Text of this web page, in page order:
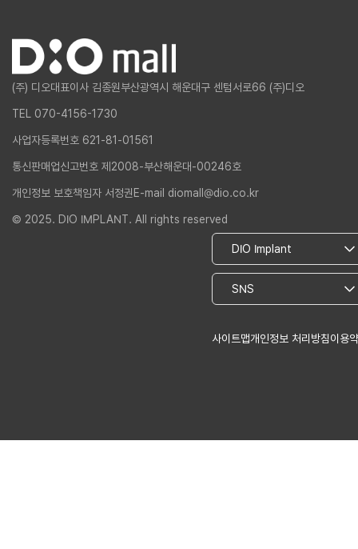
(주) 디오대표이사 김종원부산광역시 해운대구 센텀서로66 (주)디오
TEL 070-4156-1730
사업자등록번호 621-81-01561
통신판매업신고번호 제2008-부산해운대-00246호
개인정보 보호책임자 서정권 E-mail diomall@dio.co.kr
© 2025. DIO IMPLANT. All rights reserved
사이트맵개인정보 처리방침이용